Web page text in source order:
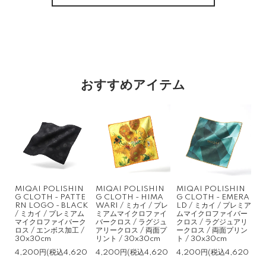
おすすめアイテム
MIQAI POLISHIN
G CLOTH - PATTE
RN LOGO - BLACK
/ ミカイ / プレミアム
マイクロファイバーク
ロス / エンボス加工 /
30x30cm
4,200円(税込4,620
MIQAI POLISHIN
G CLOTH - HIMA
WARI / ミカイ / プレ
ミアムマイクロファイ
バークロス / ラグジュ
アリークロス / 両面プ
リント / 30x30cm
4,200円(税込4,620
MIQAI POLISHIN
G CLOTH - EMERA
LD / ミカイ / プレミア
ムマイクロファイバー
クロス / ラグジュアリ
ークロス / 両面プリン
ト / 30x30cm
4,200円(税込4,620